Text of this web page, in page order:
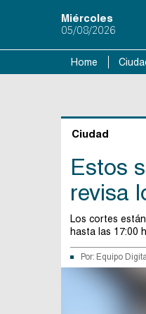
Miércoles
05/08/2026
Home
Ciudad
Estos
revisa
Los cortes
hasta las 17:00
Por: Equipo